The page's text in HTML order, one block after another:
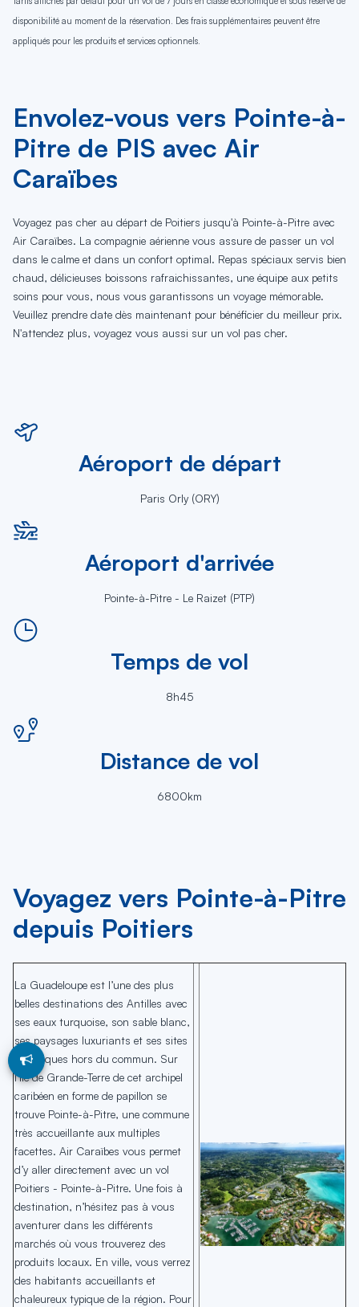
disponibilité au moment de la réservation. Des frais supplémentaires peuvent être
appliqués pour les produits et services optionnels.
Envolez-vous vers Pointe-à-
Pitre de PIS avec Air
Caraïbes
Voyagez pas cher au départ de Poitiers jusqu'à Pointe-à-Pitre avec
Air Caraïbes. La compagnie aérienne vous assure de passer un vol
dans le calme et dans un confort optimal. Repas spéciaux servis bien
chaud, délicieuses boissons rafraichissantes, une équipe aux petits
soins pour vous, nous vous garantissons un voyage mémorable.
Veuillez prendre date dès maintenant pour bénéficier du meilleur prix.
N'attendez plus, voyagez vous aussi sur un vol pas cher.
Aéroport de départ
Paris Orly (ORY)
Aéroport d'arrivée
Pointe-à-Pitre - Le Raizet (PTP)
Temps de vol
8h45
Distance de vol
6800km
Voyagez vers Pointe-à-Pitre
depuis Poitiers
La Guadeloupe est l’une des plus
belles destinations des Antilles avec
ses eaux turquoise, son sable blanc,
ses paysages luxuriants et ses sites
historiques hors du commun. Sur
l’île de Grande-Terre de cet archipel
caribéen en forme de papillon se
trouve Pointe-à-Pitre, une commune
très accueillante aux multiples
facettes. Air Caraïbes vous permet
d’y aller directement avec un vol
Poitiers - Pointe-à-Pitre. Une fois à
destination, n’hésitez pas à vous
aventurer dans les différents
marchés où vous trouverez des
produits locaux. En ville, vous verrez
des habitants accueillants et
chaleureux typique de la région. Pour